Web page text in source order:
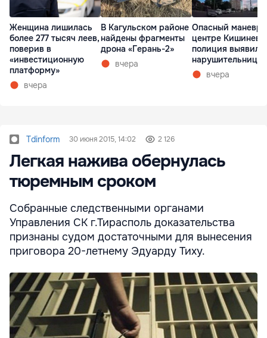
Женщина лишилась
более 277 тысяч леев,
поверив в
«инвестиционную
платформу»
вчера
В Кагульском районе
найдены фрагменты
дрона «Герань-2»
вчера
Опасный маневр
центре Кишинева:
полиция выявила
нарушительницу
вчера
Tdinform 30 июня 2015, 14:02 2 126
Легкая нажива обернулась
тюремным сроком
Собранные следственными органами
Управления СК г.Тирасполь доказательства
признаны судом достаточными для вынесения
приговора 20-летнему Эдуарду Тиху.